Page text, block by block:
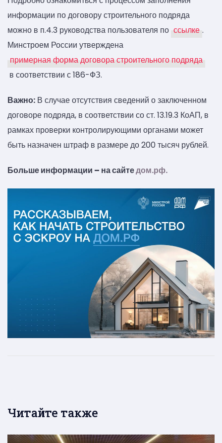
информации по договору строительного подряда
можно в п.4.3 руководства пользователя по ссылке .
Минстроем России утверждена
примерная форма договора строительного подряда
в соответствии с 186-ФЗ.
Важно: В случае отсутствия сведений о заключенном
договоре подряда, в соответствии со ст. 13.19.3 КоАП, в
рамках проверки контролирующими органами может
быть назначен штраф в размере до 200 тысяч рублей.
Больше информации – на сайтедом.рф.
Читайте также